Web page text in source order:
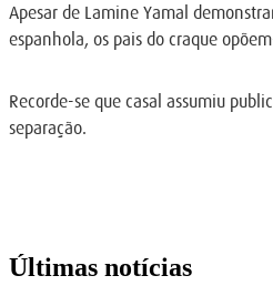
Apesar de Lamine Yamal
espanhola, os pais do craque
Recorde-se que casal assumiu
separação.
Últimas notícias